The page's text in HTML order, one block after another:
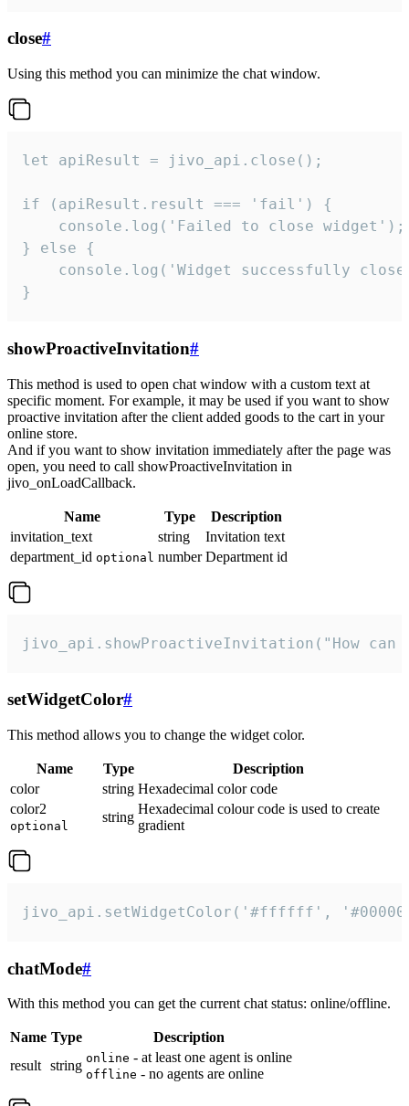
close#
Using this method you can minimize the chat window.
let apiResult = jivo_api.close();
if (apiResult.result === 'fail') {
    console.log('Failed to close widget');
} else {
console.log('Widget successfully
}
showProactiveInvitation#
This method is used to open chat window with a custom text at
specific moment. For example, it may be used if you want to show
proactive invitation after the client added goods to the cart in your
online store.
And if you want to show invitation immediately after the page was
open, you need to call showProactiveInvitation in
jivo_onLoadCallback.
Name Type
Description
invitation_text
string
Invitation text
department_id optional number Department id
jivo_api.showProactiveInvitation("How
setWidgetColor#
This method allows you to change the widget color.
Name Type
Description
color
string Hexadecimal color code
color2
optional
string
Hexadecimal colour code is used to create
gradient
jivo_api.setWidgetColor('#ffffff',
chatMode#
With this method you can get the current chat status: online/offline.
Name Type
Description
result string online - at least one agent is online
offline - no agents are online